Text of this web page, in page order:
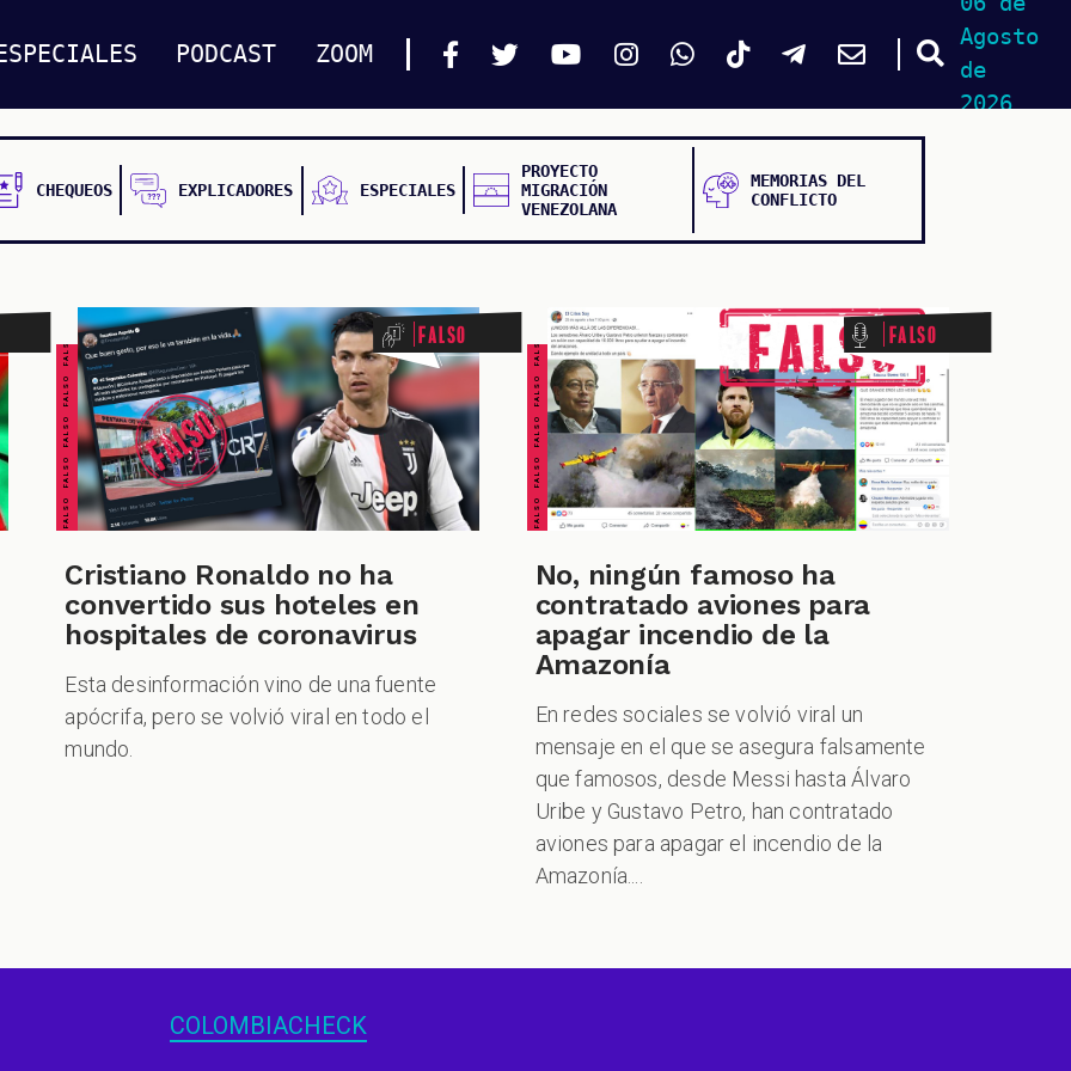
PODCAST ZOOM
Agosto
de
2026
CHEQUEOS EXPLICADORES ESPECIALES
PROYECTO
MIGRACIÓN
VENEZOLANA
MEMORIAS DEL
CONFLICTO
FALSO FALSO FALSO FALSO FALSO FALSO FALSO Falso
Cristiano Ronaldo no ha
convertido sus hoteles en
hospitales de coronavirus
Esta desinformación vino de una fuente
apócrifa, pero se volvió viral en todo el
mundo.
FALSO FALSO FALSO FALSO FALSO FALSO FALSO Falso
No, ningún famoso ha
contratado aviones para
apagar incendio de la
Amazonía
En redes sociales se volvió viral un
mensaje en el que se asegura falsamente
que famosos, desde Messi hasta Álvaro
Uribe y Gustavo Petro, han contratado
aviones para apagar el incendio de la
Amazonía....
COLOMBIACHECK